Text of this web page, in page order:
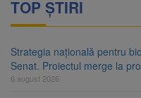
TOP ȘTIRI
Strategia națională pentru
Senat. Proiectul merge la
6 august 2026